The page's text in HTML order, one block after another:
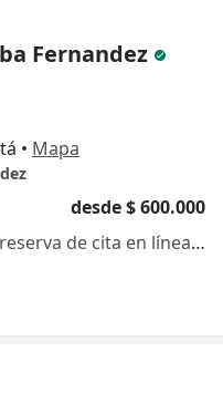
Fernandez
• Mapa
desde $ 600.000
Este especialista no ofrece reserva de cita en línea en esta dirección.